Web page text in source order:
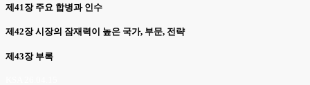
제41장 주요 합병과 인수
제42장 시장의 잠재력이 높은 국가, 부문, 전략
제43장 부록